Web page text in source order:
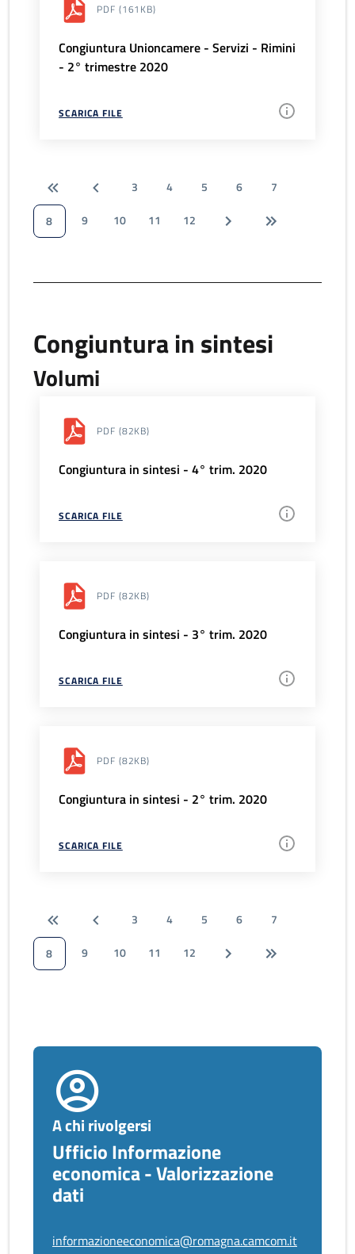
PDF (161KB)
Congiuntura Unioncamere - Servizi - Rimini
- 2° trimestre 2020
SCARICA FILE
3 4 5 6
7
8
9 10 11 12
Congiuntura in sintesi
Volumi
PDF (82KB)
Congiuntura in sintesi - 4° trim. 2020
SCARICA FILE
PDF (82KB)
Congiuntura in sintesi - 3° trim. 2020
SCARICA FILE
PDF (82KB)
Congiuntura in sintesi - 2° trim. 2020
SCARICA FILE
3 4 5 6
7
8
9 10 11 12
A chi rivolgersi
Ufficio Informazione
economica - Valorizzazione
dati
informazioneeconomica@romagna.camcom.it